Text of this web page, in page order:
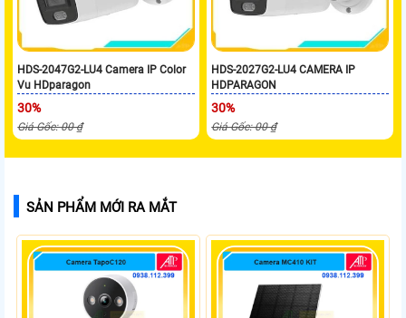
HDS-2047G2-LU4 Camera IP Color
Vu HDparagon
30%
Giá Gốc: 00 ₫
HDS-2027G2-LU4 CAMERA IP
HDPARAGON
30%
Giá Gốc: 00 ₫
SẢN PHẨM MỚI RA MẮT